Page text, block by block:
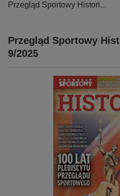
Zobacz wszystkie E-prasa
biznesowe, branżowe,
dzienniki
edukacja
hobby, sport, rozrywka
komputery, internet,
kobiece, lifestyle, kultura
polityka, społeczno-
psychologiczne
Przegląd Sportowy Histori...
Przegląd Sportowy
9/2025